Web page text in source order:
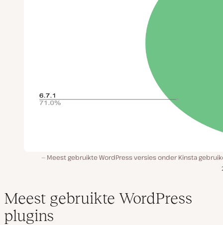
Meest gebruikte WordPress versies onder Kinsta
Meest gebruikte WordPress
plugins